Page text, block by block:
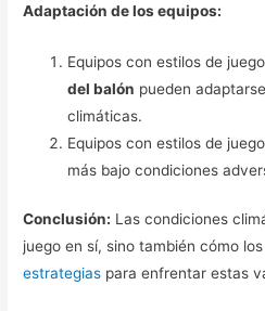
Adaptación de los equipos:
Equipos con estilos de
del balón pueden
climáticas.
Equipos con estilos de
más bajo condiciones
Conclusión: Las condiciones
juego en sí, sino también cómo
estrategias para enfrentar estas